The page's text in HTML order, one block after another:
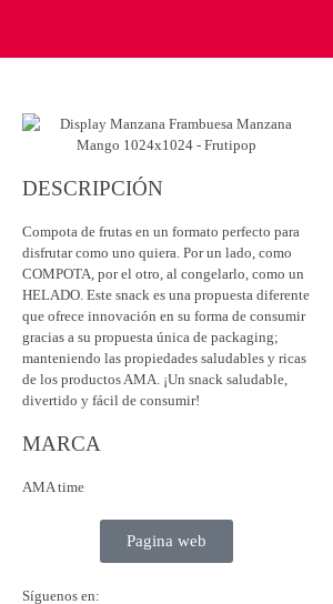
DESCRIPCIÓN
Compota de frutas en un formato perfecto para
disfrutar como uno quiera. Por un lado, como
COMPOTA, por el otro, al congelarlo, como un
HELADO. Este snack es una propuesta diferente
que ofrece innovación en su forma de consumir
gracias a su propuesta única de packaging;
manteniendo las propiedades saludables y ricas
de los productos AMA. ¡Un snack saludable,
divertido y fácil de consumir!
MARCA
AMA time
Pagina web
Síguenos en: